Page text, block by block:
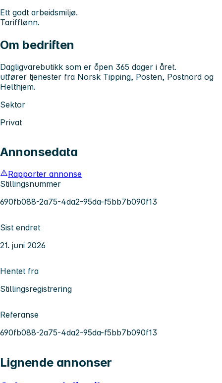
Ett godt arbeidsmiljø.
Tarifflønn.
Om bedriften
Dagligvarebutikk som er åpen 365 dager i året.
utfører tjenester fra Norsk Tipping, Posten, Postnord og
Helthjem.
Sektor
Privat
Annonsedata
Rapporter annonse
Stillingsnummer
690fb088-2a75-4da2-95da-f5bb7b090f13
Sist endret
21. juni 2026
Hentet fra
Stillingsregistrering
Referanse
690fb088-2a75-4da2-95da-f5bb7b090f13
Lignende annonser